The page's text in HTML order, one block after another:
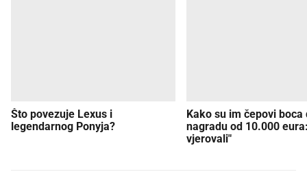
Što povezuje Lexus i
legendarnog Ponyja?
Kako su im čepovi boca
nagradu od 10.000
vjerovali"